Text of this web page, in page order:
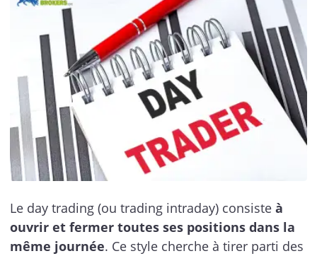
Le day trading (ou trading intraday) consiste à
ouvrir et fermer toutes ses positions dans la
même journée. Ce style cherche à tirer parti des